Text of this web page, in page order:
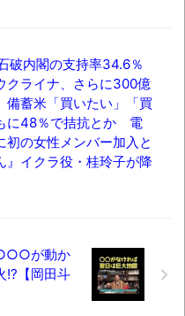
内閣の支持率34.6％
ライナ、さらに300億
蓄米「買いたい」「買
に48％で拮抗とか 電
初の女性メンバー加入と
イクラ役・桂玲子が降
○○○が動か
!?【岡田斗